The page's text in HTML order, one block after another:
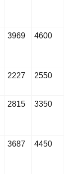
3969 4600
2227 2550
2815 3350
3687 4450